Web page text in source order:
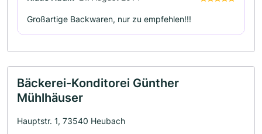
Großartige Backwaren, nur zu empfehlen!!!
Bäckerei-Konditorei Günther
Mühlhäuser
Hauptstr. 1, 73540 Heubach